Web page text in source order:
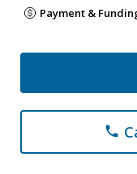
Payment &
phone